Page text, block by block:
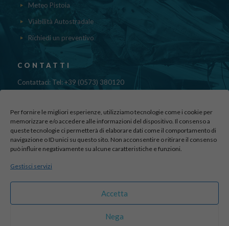
Per fornire le migliori esperienze, utilizziamo tecnologie come i cookie per
memorizzare e/o accedere alle informazioni del dispositivo. Il consenso a
queste tecnologie ci permetterà di elaborare dati come il comportamento di
navigazione o ID unici su questo sito. Non acconsentire o ritirare il consenso
può influire negativamente su alcune caratteristiche e funzioni.
Gestisci servizi
Accetta
Nega
Meteo Pistoia
Viabilità Autostradale
Richiedi un preventivo
CONTATTI
Contattaci: Tel: +39 (0573) 380120
Fax: 39 (0573) 985420
Via di Canapale, 10
51100 PISTOIA
Find us here:
sito realizzato da